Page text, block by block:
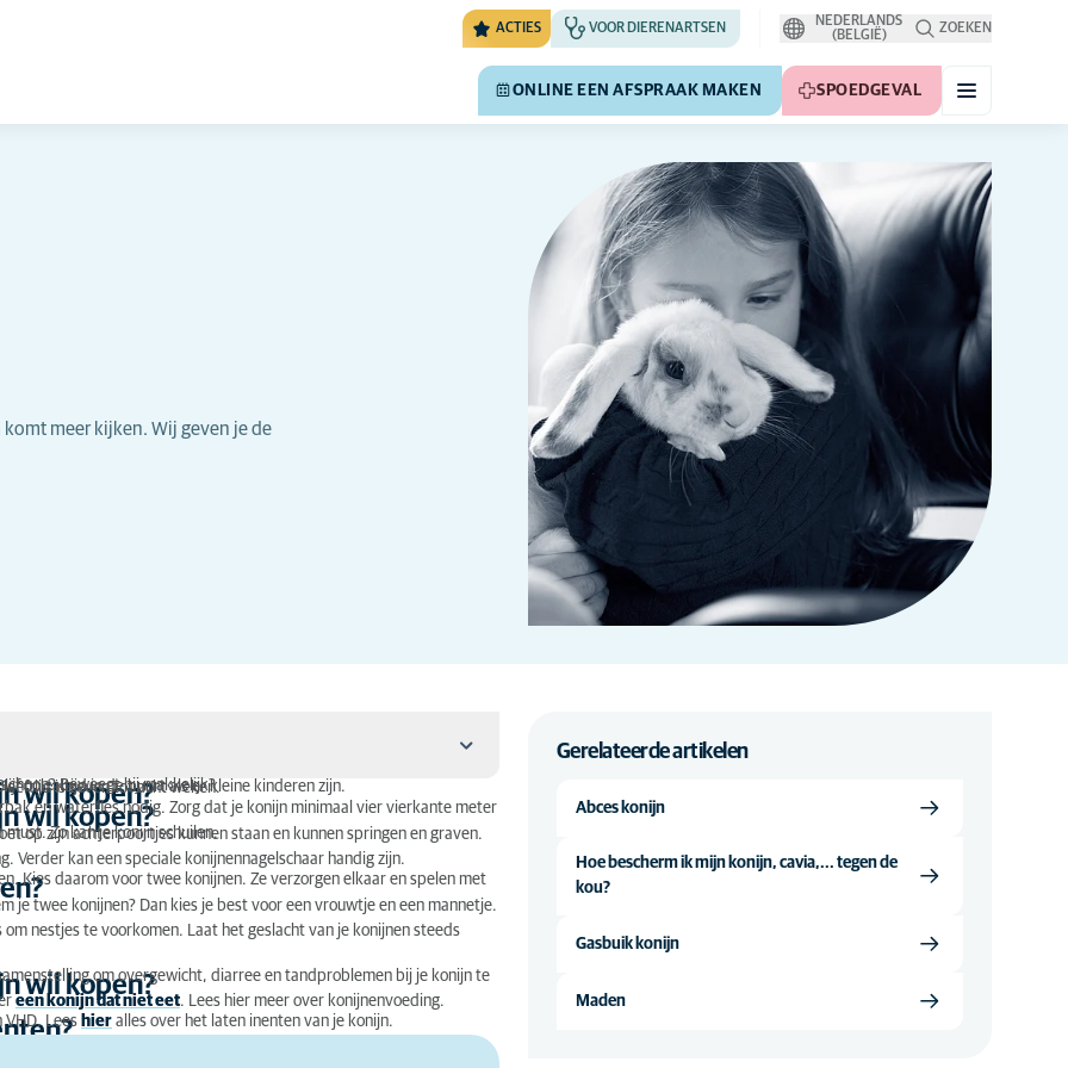
ACTIES VOOR DIERENARTSEN
NEDERLANDS
(BELGIË)
ZOEKEN
ONLINE EEN AFSPRAAK MAKEN SPOEDGEVAL
meer kijken. Wij geven je de
wil kopen?
Beweegt hij makkelijk?
ook altijd in de buurt als er kleine kinderen zijn.
is zeven tot acht weken.
wil kopen?
en waterfles nodig. Zorg dat je konijn minimaal vier vierkante meter
Zo kan je konijn schuilen.
op zijn achterpoortjes kunnen staan en kunnen springen en graven.
Verder kan een speciale konijnennagelschaar handig zijn.
Kies daarom voor twee konijnen. Ze verzorgen elkaar en spelen met
je twee konijnen? Dan kies je best voor een vrouwtje en een mannetje.
om nestjes te voorkomen. Laat het geslacht van je konijnen steeds
wil kopen?om overgewicht, diarree en tandproblemen bij je konijn te
een konijn dat niet eet. Lees hier meer over konijnenvoeding.
VHD. Lees hier alles over het laten inenten van je konijn.
Gerelateerde artikelen
Abces konijn
Hoe bescherm ik mijn konijn, cavia,... tegen de
kou?
Gasbuik konijn
Maden